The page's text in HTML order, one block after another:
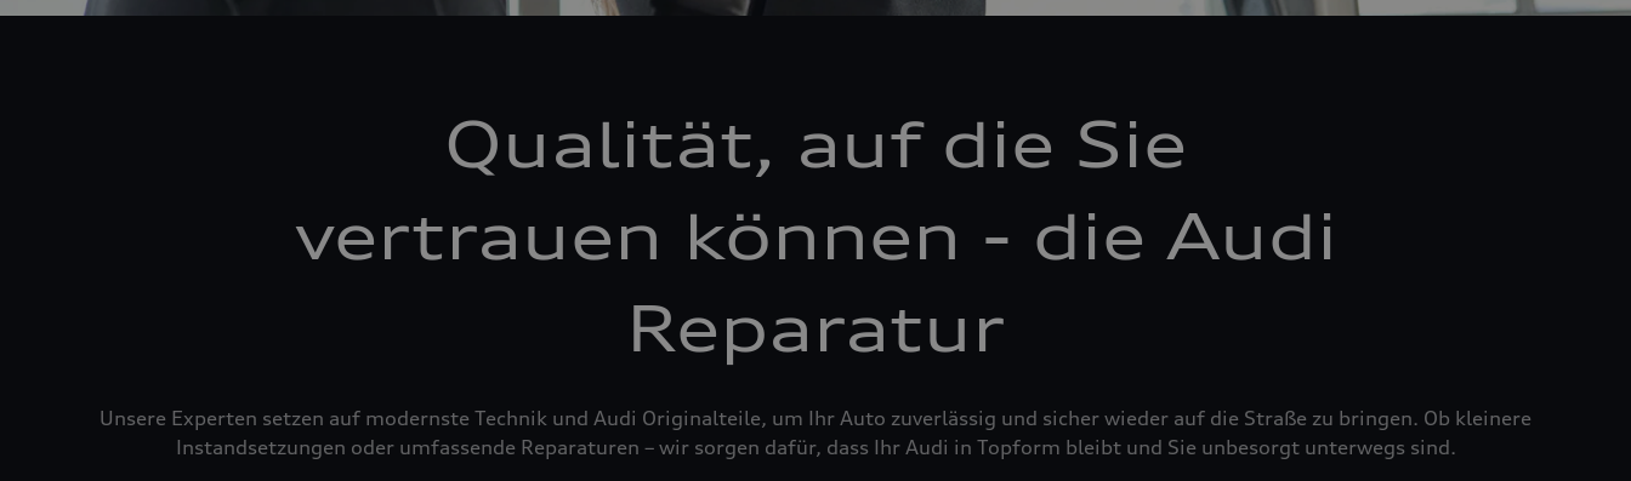
Qualität, auf die Sie
vertrauen können - die Audi
Reparatur
Unsere Experten setzen auf modernste Technik und Audi Originalteile, um Ihr Auto zuverlässig und sicher wieder auf die Straße zu bringen. Ob kleinere
Instandsetzungen oder umfassende Reparaturen – wir sorgen dafür, dass Ihr Audi in Topform bleibt und Sie unbesorgt unterwegs sind.